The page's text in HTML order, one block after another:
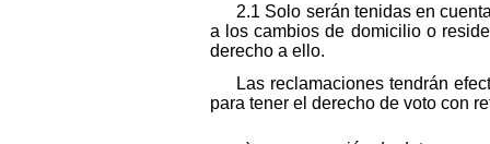
2.1 Solo serán tenidas en
a los cambios de domicilio o
derecho a ello.
Las reclamaciones tendrán
para tener el derecho de voto con